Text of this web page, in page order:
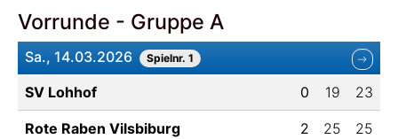
Vorrunde - Gruppe A
Sa., 14.03.2026 Spielnr. 1
SV Lohhof 0 19 23
Rote Raben Vilsbiburg 2 25 25